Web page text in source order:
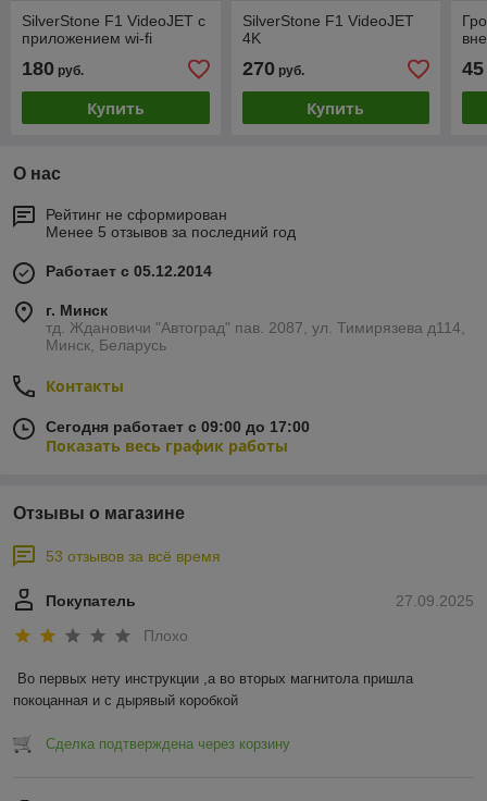
SilverStone F1 VideoJET с
приложением wi-fi
180 руб.
Купить
SilverStone F1 VideoJET
4K
270руб.
Купить
45
О нас
Рейтинг не сформирован
Менее 5 отзывов за последний год
Работает с 05.12.2014
г. Минск
тд. Ждановичи "Автоград" пав. 2087, ул. Тимирязева д114,
Минск, Беларусь
Контакты
Сегодня работает с 09:00 до 17:00
Показать весь график работы
Отзывы о магазине
53 отзывов за всё время
27.09.2025
Покупатель
Плохо
Во первых нету инструкции ,а во вторых магнитола пришла
покоцанная и с дырявый коробкой
Сделка подтверждена через корзину